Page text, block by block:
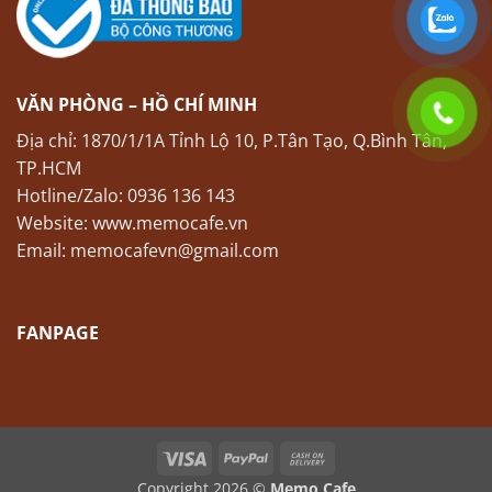
VĂN PHÒNG – HỒ CHÍ MINH
Địa chỉ: 1870/1/1A Tỉnh Lộ 10, P.Tân Tạo, Q.Bình Tân,
TP.HCM
Hotline/Zalo: 0936 136 143
Website: www.memocafe.vn
Email: memocafevn@gmail.com
FANPAGE
Visa PayPal
On